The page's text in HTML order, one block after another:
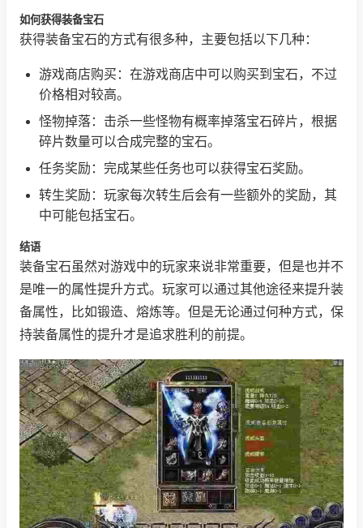
如何获得装备宝石
获得装备宝石的方式有很多种，主要包括以下几种：
游戏商店购买：在游戏商店中可以购买到宝石，不过
价格相对较高。
怪物掉落：击杀一些怪物有概率掉落宝石碎片，根据
碎片数量可以合成完整的宝石。
任务奖励：完成某些任务也可以获得宝石奖励。
转生奖励：玩家每次转生后会有一些额外的奖励，其
中可能包括宝石。
结语
装备宝石虽然对游戏中的玩家来说非常重要，但是也并不
是唯一的属性提升方式。玩家可以通过其他途径来提升装
备属性，比如锻造、熔炼等。但是无论通过何种方式，保
持装备属性的提升才是追求胜利的前提。